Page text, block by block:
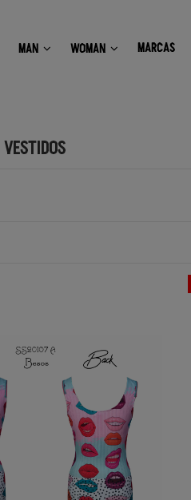
MAN WOMAN MARCAS
VESTIDOS